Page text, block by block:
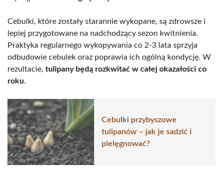
Cebulki, które zostały starannie wykopane, są zdrowsze i
lepiej przygotowane na nadchodzący sezon kwitnienia.
Praktyka regularnego wykopywania co 2-3 lata sprzyja
odbudowie cebulek oraz poprawia ich ogólną kondycję. W
rezultacie, tulipany będą rozkwitać w całej okazałości co
roku.
Cebulki przybyszowe
tulipanów – jak je sadzić i
pielęgnować?